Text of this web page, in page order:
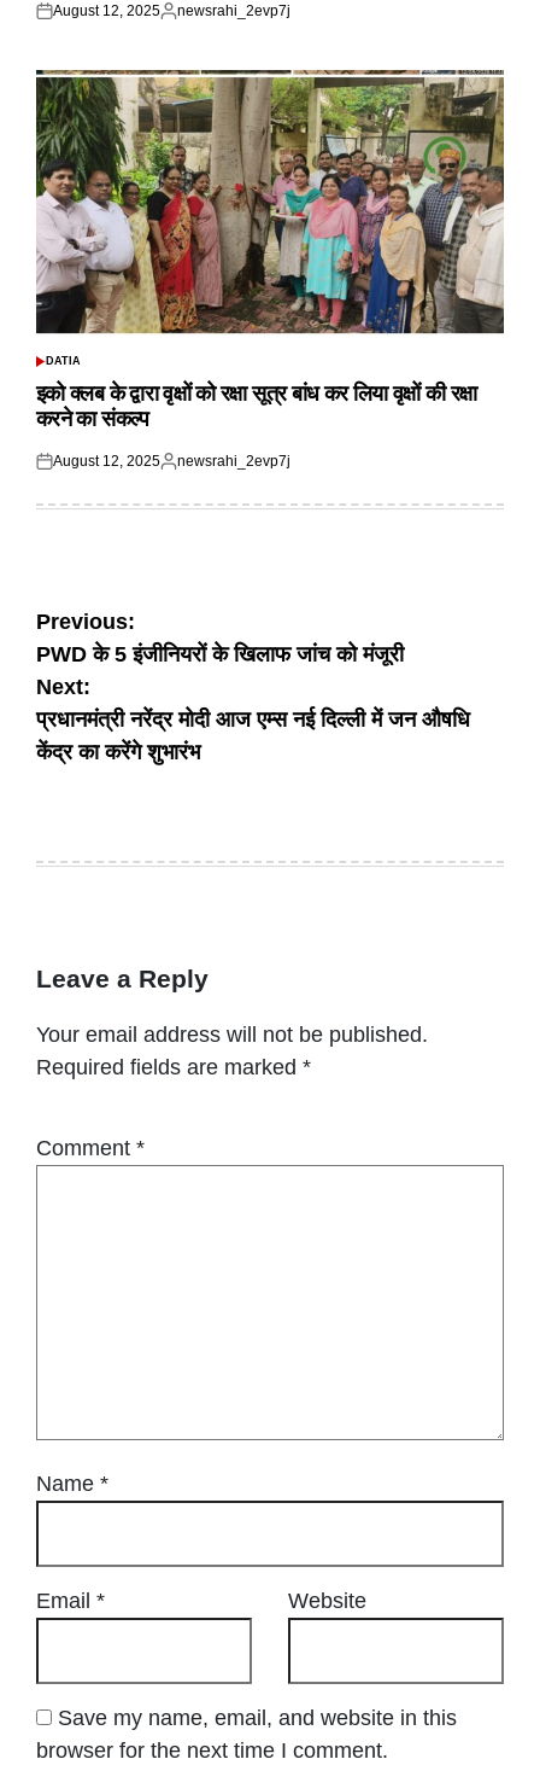
Posted
August 12, 2025
Posted
newsrahi_2evp7j
POSTED
DATIA
इको क्लब के द्वारा वृक्षों को रक्षा सूत्र बांध कर लिया वृक्षों की रक्षा
करने का संकल्प
Posted
August 12, 2025
Posted
newsrahi_2evp7j
Post
navigation
Previous:
PWD के 5 इंजीनियरों के खिलाफ जांच को मंजूरी
Next:
प्रधानमंत्री नरेंद्र मोदी आज एम्स नई दिल्ली में जन औषधि
केंद्र का करेंगे शुभारंभ
Leave a Reply
Your email address will not be published.
Required fields are marked *
Comment *
Name *
Email * Website
Save my name, email, and website in this
browser for the next time I comment.